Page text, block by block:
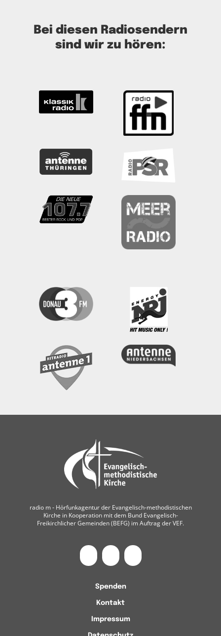
Bei diesen Radiosendern
sind wir zu hören:
radio m ‐ Hörfunkagentur der Evangelisch-methodistischen
Kirche in Kooperation mit dem Bund Evangelisch-
Freikirchlicher Gemeinden (BEFG) im Auftrag der VEF.
Spenden
Kontakt
Impressum